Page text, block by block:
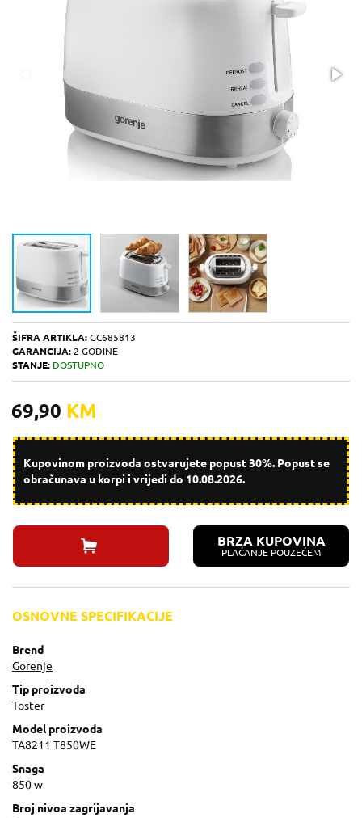
ŠIFRA ARTIKLA: GC685813
GARANCIJA: 2 GODINE
STANJE: DOSTUPNO
69,90 KM
Kupovinom proizvoda ostvarujete popust 30%. Popust se
obračunava u korpi i vrijedi do 10.08.2026.
BRZA KUPOVINA
PLAĆANJE POUZEĆEM
OSNOVNE SPECIFIKACIJE
Brend
Gorenje
Tip proizvoda
Toster
Model proizvoda
TA8211 T850WE
Snaga
850 w
Broj nivoa zagrijavanja